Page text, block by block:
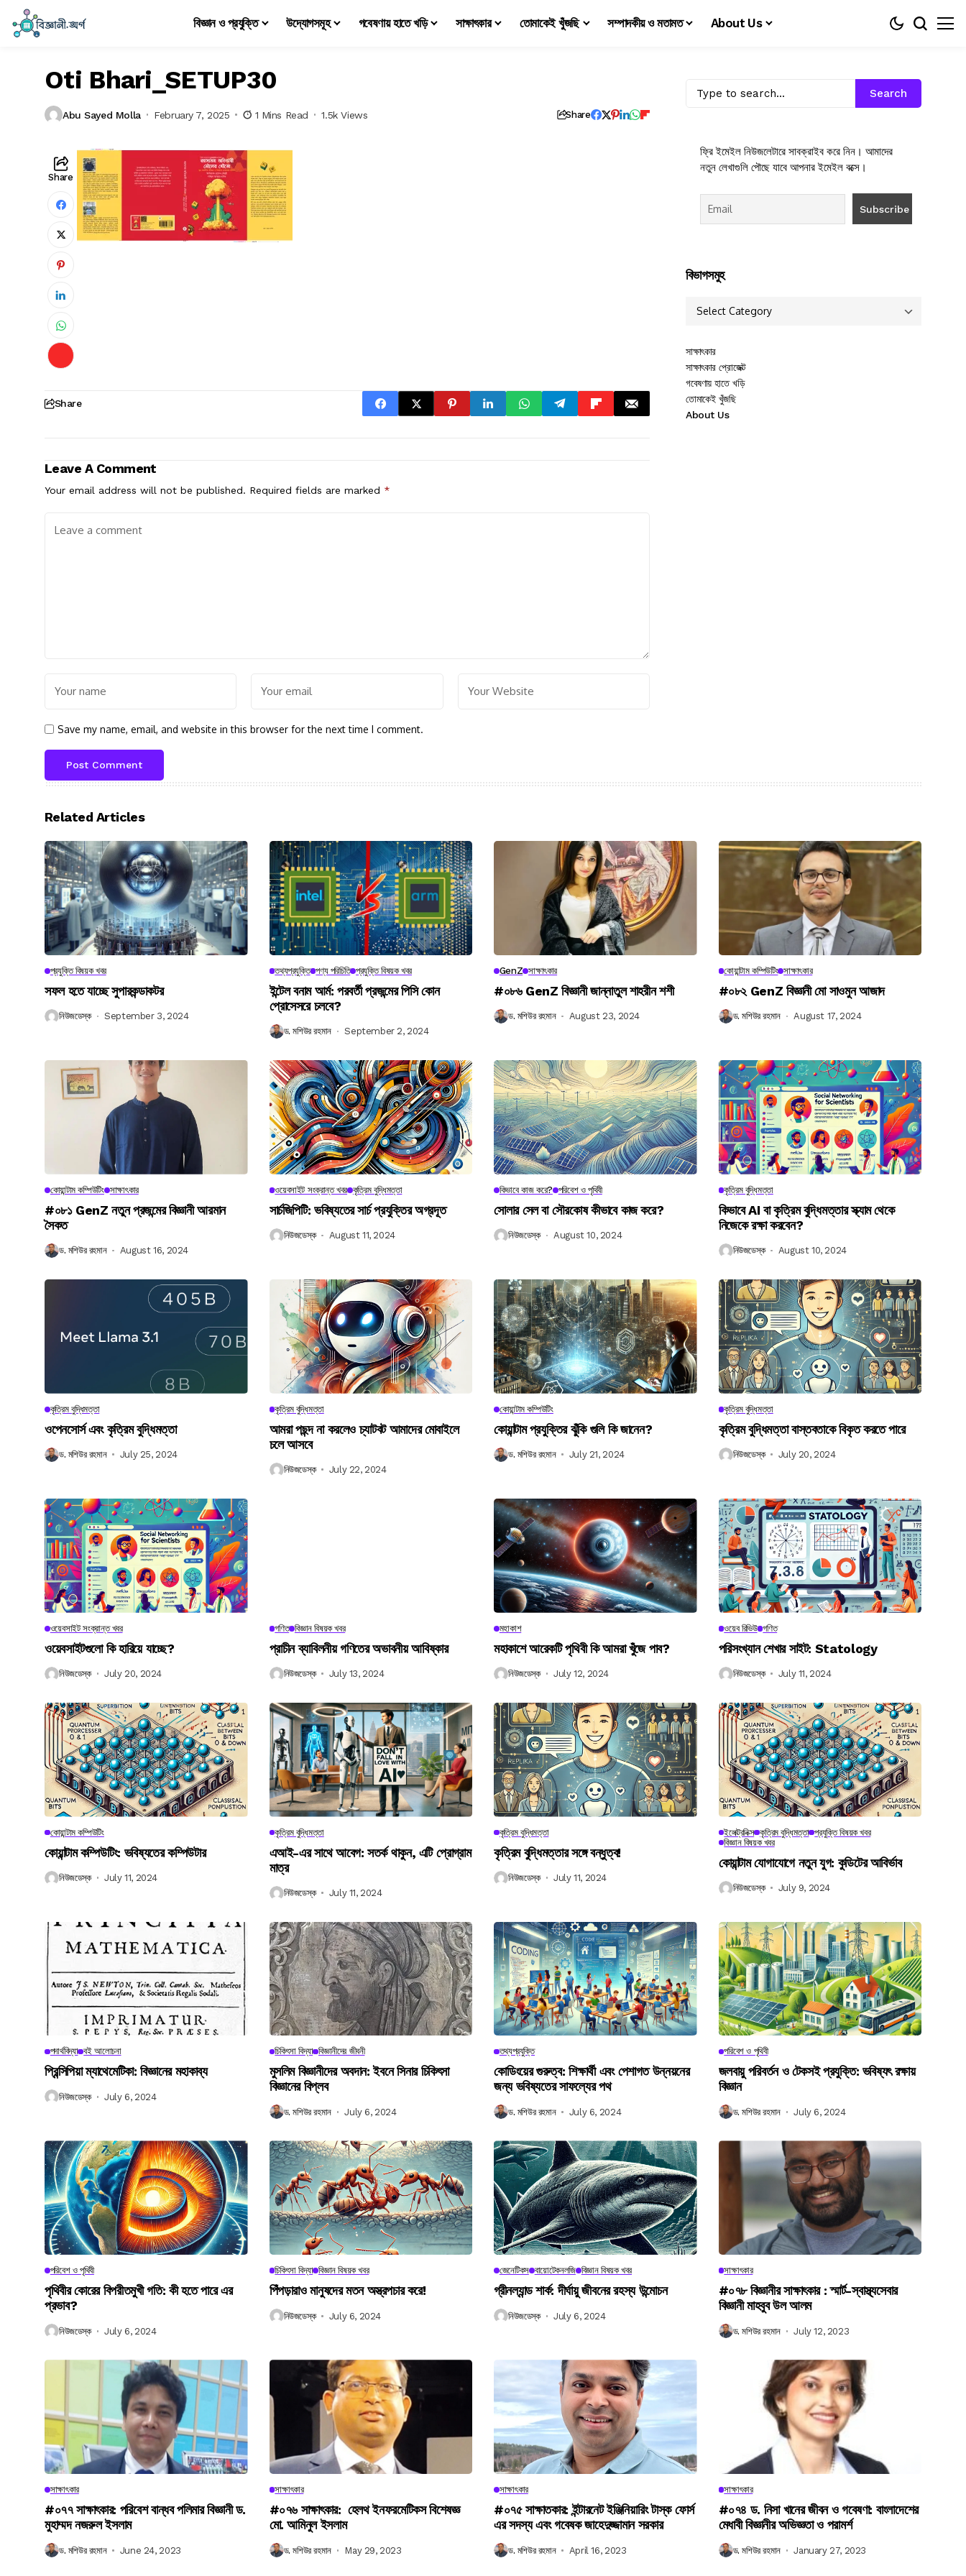
বিজ্ঞান ও প্রযুক্তি উদ্যোগসমূহ গবেষণায় হাতে খড়ি সাক্ষাৎকার তোমাকেই খুঁজছি সম্পাদকীয় ও মতামত About Us
Oti Bhari_SETUP30
Abu Sayed Molla February 7, 2025 1 Mins Read 1.5k Views Share
Share
Share
Leave A Comment
Your email address will not be published. Required fields are marked *
Save my name, email, and website in this browser for the next time I comment.
Search
ফ্রি ইমেইল নিউজলেটারে সাবক্রাইব করে নিন। আমাদের
নতুন লেখাগুলি পৌছে যাবে আপনার ইমেইল বক্সে।
বিভাগসমুহ
সাক্ষাৎকার
সাক্ষাৎকার প্রোজেক্ট
গবেষণায় হাতে খড়ি
তোমাকেই খুঁজছি
About Us
Related Articles
প্রযুক্তি বিষয়ক খবর
সফল হতে যাচ্ছে সুপারকন্ডাকটর
নিউজডেস্ক September 3, 2024
তথ্যপ্রযুক্তি পণ্য পরিচিতি প্রযুক্তি বিষয়ক খবর
ইন্টেল বনাম আর্ম: পরবর্তী প্রজন্মের পিসি কোন
প্রোসেসরে চলবে?
ড. মশিউর রহমান September 2, 2024
GenZ সাক্ষাৎকার
#০৮৬ GenZ বিজ্ঞানী জান্নাতুল শাহরীন শশী
ড. মশিউর রহমান August 23, 2024
কোয়ান্টাম কম্পিউটিং সাক্ষাৎকার
#০৮২ GenZ বিজ্ঞানী মো সাওমুন আজাদ
ড. মশিউর রহমান August 17, 2024
কোয়ান্টাম কম্পিউটিং সাক্ষাৎকার
#০৮১ GenZ নতুন প্রজন্মের বিজ্ঞানী আরমান
সৈকত
ড. মশিউর রহমান August 16, 2024
ওয়েবসাইট সংক্রান্ত খবর কৃত্রিম বুদ্ধিমত্তা
সার্চজিপিটি: ভবিষ্যতের সার্চ প্রযুক্তির অগ্রদূত
নিউজডেস্ক August 11, 2024
কিভাবে কাজ করে? পরিবেশ ও পৃথিবী
সোলার সেল বা সৌরকোষ কীভাবে কাজ করে?
নিউজডেস্ক August 10, 2024
কৃত্রিম বুদ্ধিমত্তা
কিভাবে AI বা কৃত্রিম বুদ্ধিমত্তার স্ক্যাম থেকে
নিজেকে রক্ষা করবেন?
নিউজডেস্ক August 10, 2024
কৃত্রিম বুদ্ধিমত্তা
ওপেনসোর্স এবং কৃত্রিম বুদ্ধিমত্তা
ড. মশিউর রহমান July 25, 2024
কৃত্রিম বুদ্ধিমত্তা
আমরা পছন্দ না করলেও চ্যাটবট আমাদের মোবাইলে
চলে আসবে
নিউজডেস্ক July 22, 2024
কোয়ান্টাম কম্পিউটিং
কোয়ান্টাম প্রযুক্তির ঝুঁকি গুলি কি জানেন?
ড. মশিউর রহমান July 21, 2024
কৃত্রিম বুদ্ধিমত্তা
কৃত্রিম বুদ্ধিমত্তা বাস্তবতাকে বিকৃত করতে পারে
নিউজডেস্ক July 20, 2024
ওয়েবসাইট সংক্রান্ত খবর
ওয়েবসাইটগুলো কি হারিয়ে যাচ্ছে?
নিউজডেস্ক July 20, 2024
গণিত বিজ্ঞান বিষয়ক খবর
প্রাচীন ব্যাবিলনীয় গণিতের অভাবনীয় আবিষ্কার
নিউজডেস্ক July 13, 2024
মহাকাশ
মহাকাশে আরেকটি পৃথিবী কি আমরা খুঁজে পাব?
নিউজডেস্ক July 12, 2024
ওয়েব রিভিউ গণিত
পরিসংখ্যান শেখার সাইট: Statology
নিউজডেস্ক July 11, 2024
কোয়ান্টাম কম্পিউটিং
কোয়ান্টাম কম্পিউটিং: ভবিষ্যতের কম্পিউটার
নিউজডেস্ক July 11, 2024
কৃত্রিম বুদ্ধিমত্তা
এআই-এর সাথে আবেগ: সতর্ক থাকুন, এটি প্রোগ্রাম
মাত্র
নিউজডেস্ক July 11, 2024
কৃত্রিম বুদ্ধিমত্তা
কৃত্রিম বুদ্ধিমত্তার সঙ্গে বন্ধুত্ব!
নিউজডেস্ক July 11, 2024
ইলেক্ট্রনিক্স কৃত্রিম বুদ্ধিমত্তা প্রযুক্তি বিষয়ক খবর
বিজ্ঞান বিষয়ক খবর
কোয়ান্টাম যোগাযোগে নতুন যুগ: কুডিটের আবির্ভাব
নিউজডেস্ক July 9, 2024
পদার্থবিদ্যা বই আলোচনা
প্রিন্সিপিয়া ম্যাথেমেটিকা: বিজ্ঞানের মহাকাব্য
নিউজডেস্ক July 6, 2024
চিকিৎসা বিদ্যা বিজ্ঞানীদের জীবনী
মুসলিম বিজ্ঞানীদের অবদান: ইবনে সিনার চিকিৎসা
বিজ্ঞানের বিপ্লব
ড. মশিউর রহমান July 6, 2024
তথ্যপ্রযুক্তি
কোডিংয়ের গুরুত্ব: শিক্ষার্থী এবং পেশাগত উন্নয়নের
জন্য ভবিষ্যতের সাফল্যের পথ
ড. মশিউর রহমান July 6, 2024
পরিবেশ ও পৃথিবী
জলবায়ু পরিবর্তন ও টেকসই প্রযুক্তি: ভবিষ্যৎ রক্ষায়
বিজ্ঞান
ড. মশিউর রহমান July 6, 2024
পরিবেশ ও পৃথিবী
পৃথিবীর কোরের বিপরীতমুখী গতি: কী হতে পারে এর
প্রভাব?
নিউজডেস্ক July 6, 2024
চিকিৎসা বিদ্যা বিজ্ঞান বিষয়ক খবর
পিঁপড়ারাও মানুষদের মতন অস্ত্রপচার করে!
নিউজডেস্ক July 6, 2024
জেনেটিকস বায়োটেকনলজি বিজ্ঞান বিষয়ক খবর
গ্রীনল্যান্ড শার্ক: দীর্ঘায়ু জীবনের রহস্য উন্মোচন
নিউজডেস্ক July 6, 2024
সাক্ষাৎকার
#০৭৮ বিজ্ঞানীর সাক্ষাৎকার : স্মার্ট-স্বাস্থ্যসেবার
বিজ্ঞানী মাহবুব উল আলম
ড. মশিউর রহমান July 12, 2023
সাক্ষাৎকার
#০৭৭ সাক্ষাৎকার: পরিবেশ বান্ধব পলিমার বিজ্ঞানী ড.
মুহাম্মদ নজরুল ইসলাম
ড. মশিউর রহমান June 24, 2023
সাক্ষাৎকার
#০৭৬ সাক্ষাৎকার: হেলথ ইনফরমেটিকস বিশেষজ্ঞ
মো. আমিনুল ইসলাম
ড. মশিউর রহমান May 29, 2023
সাক্ষাৎকার
#০৭৫ সাক্ষাতকার: ইন্টারনেট ইঞ্জিনিয়ারিং টাস্ক ফোর্স
এর সদস্য এবং গবেষক জাহেদুজ্জামান সরকার
ড. মশিউর রহমান April 16, 2023
সাক্ষাৎকার
#০৭৪ ড. নিসা খানের জীবন ও গবেষণা: বাংলাদেশের
মেধাবী বিজ্ঞানীর অভিজ্ঞতা ও পরামর্শ
ড. মশিউর রহমান January 27, 2023